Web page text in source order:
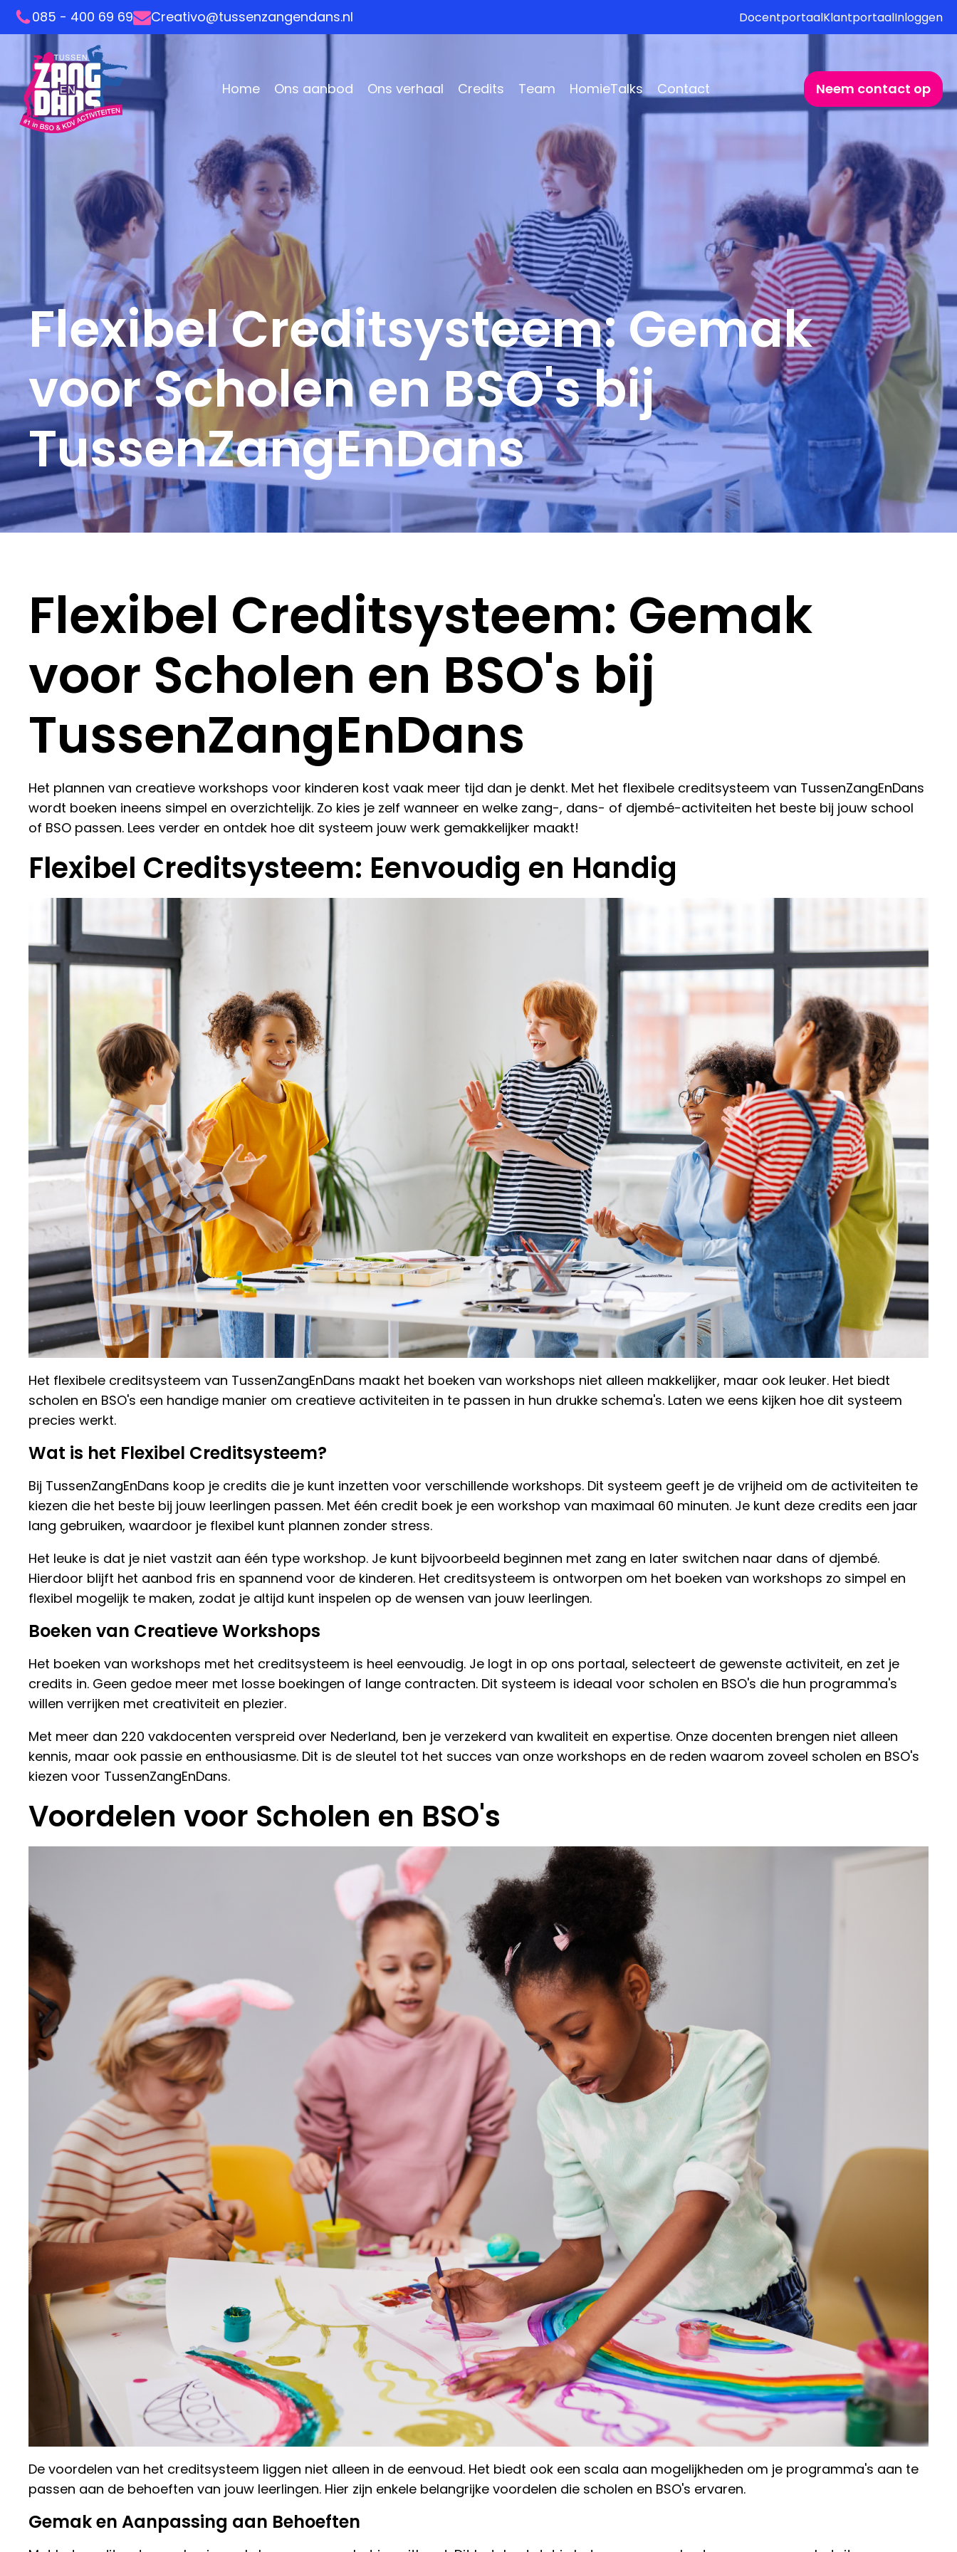
085 - 400 69 69 Creativo@tussenzangendans.nl DocentportaalKlantportaalInloggen
Home Ons aanbod Ons verhaal Credits Team HomieTalks Contact Neem contact op
Flexibel Creditsysteem: Gemak
voor Scholen en BSO's bij
TussenZangEnDans
Flexibel Creditsysteem: Gemak
voor Scholen en BSO's bij
TussenZangEnDans
Het plannen van creatieve workshops voor kinderen kost vaak meer tijd dan je denkt. Met het flexibele creditsysteem van TussenZangEnDans
wordt boeken ineens simpel en overzichtelijk. Zo kies je zelf wanneer en welke zang-, dans- of djembé-activiteiten het beste bij jouw school
of BSO passen. Lees verder en ontdek hoe dit systeem jouw werk gemakkelijker maakt!
Flexibel Creditsysteem: Eenvoudig en Handig
Het flexibele creditsysteem van TussenZangEnDans maakt het boeken van workshops niet alleen makkelijker, maar ook leuker. Het biedt
scholen en BSO's een handige manier om creatieve activiteiten in te passen in hun drukke schema's. Laten we eens kijken hoe dit systeem
precies werkt.
Wat is het Flexibel Creditsysteem?
Bij TussenZangEnDans koop je credits die je kunt inzetten voor verschillende workshops. Dit systeem geeft je de vrijheid om de activiteiten te
kiezen die het beste bij jouw leerlingen passen. Met één credit boek je een workshop van maximaal 60 minuten. Je kunt deze credits een jaar
lang gebruiken, waardoor je flexibel kunt plannen zonder stress.
Het leuke is dat je niet vastzit aan één type workshop. Je kunt bijvoorbeeld beginnen met zang en later switchen naar dans of djembé.
Hierdoor blijft het aanbod fris en spannend voor de kinderen. Het creditsysteem is ontworpen om het boeken van workshops zo simpel en
flexibel mogelijk te maken, zodat je altijd kunt inspelen op de wensen van jouw leerlingen.
Boeken van Creatieve Workshops
Het boeken van workshops met het creditsysteem is heel eenvoudig. Je logt in op ons portaal, selecteert de gewenste activiteit, en zet je
credits in. Geen gedoe meer met losse boekingen of lange contracten. Dit systeem is ideaal voor scholen en BSO's die hun programma's
willen verrijken met creativiteit en plezier.
Met meer dan 220 vakdocenten verspreid over Nederland, ben je verzekerd van kwaliteit en expertise. Onze docenten brengen niet alleen
kennis, maar ook passie en enthousiasme. Dit is de sleutel tot het succes van onze workshops en de reden waarom zoveel scholen en BSO's
kiezen voor TussenZangEnDans.
Voordelen voor Scholen en BSO's
De voordelen van het creditsysteem liggen niet alleen in de eenvoud. Het biedt ook een scala aan mogelijkheden om je programma's aan te
passen aan de behoeften van jouw leerlingen. Hier zijn enkele belangrijke voordelen die scholen en BSO's ervaren.
Gemak en Aanpassing aan Behoeften